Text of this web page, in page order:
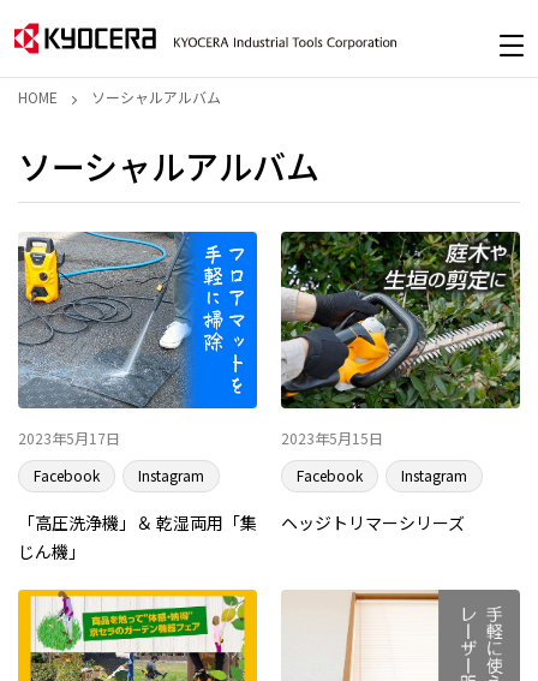
HOME ソーシャルアルバム
ソーシャルアルバム
2023年5月17日
Facebook
Instagram
「高圧洗浄機」＆ 乾湿両用「集
じん機」
2023年5月15日
Facebook
Instagram
ヘッジトリマーシリーズ